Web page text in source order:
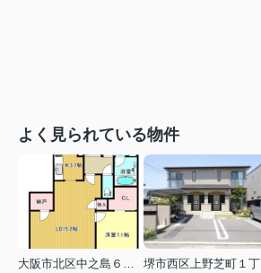
よく見られている物件
大阪市北区中之島６丁目
堺市西区上野芝町１丁